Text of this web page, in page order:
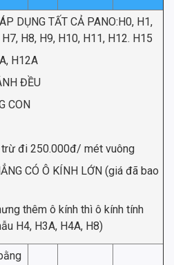
DỤNG TẤT CẢ PANO:H0, H1,
H8, H9, H10, H11, H12. H15
H12A
ĐỀU
CON
trừ đi 250.000đ/ mét vuông
CÓ Ô KÍNH LỚN (giá đã bao
thêm ô kính thì ô kính tính
H4, H3A, H4A, H8)